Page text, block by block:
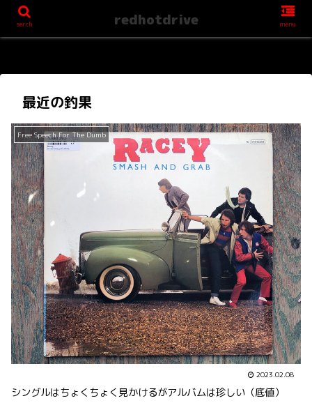
最近の釣果
Free Speech For The Dumb
2023.02.08
シングルはちょくちょく見かけるがアルバムは珍しい（底値）
serch redhotdrive menu